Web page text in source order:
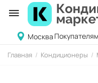
Москва Покупателям
Главная / Кондиционеры /